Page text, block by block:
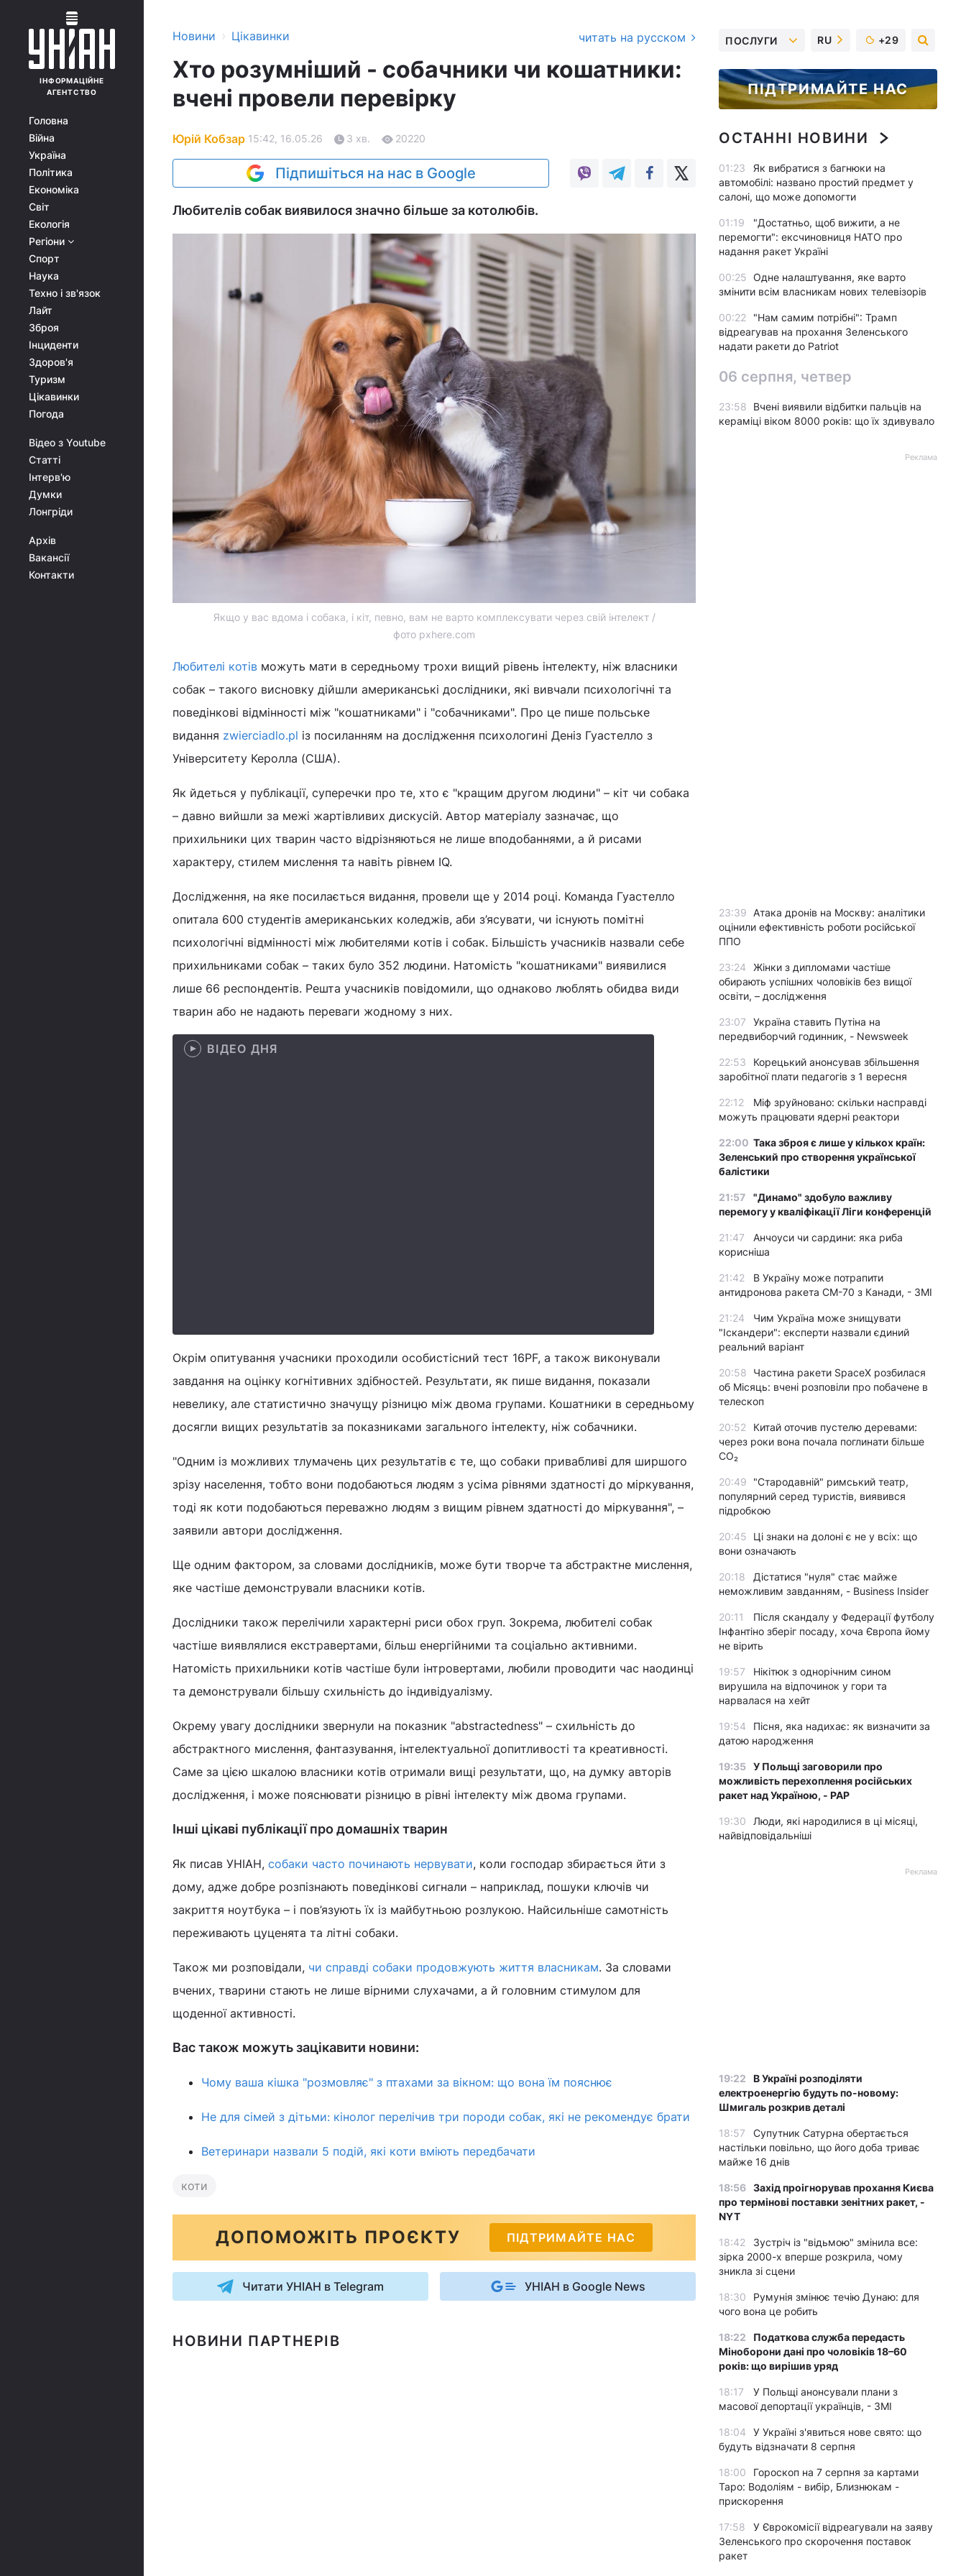
ІНФОРМАЦІЙНЕ
АГЕНТСТВО
Головна
Війна
Україна
Політика
Економіка
Світ
Екологія
Регіони
Спорт
Наука
Техно і зв'язок
Лайт
Зброя
Інциденти
Здоров'я
Туризм
Цікавинки
Погода
Відео з Youtube
Статті
Інтерв'ю
Думки
Лонгріди
Архів
Вакансії
Контакти
Новини › Цікавинки читать на русском
Хто розумніший - собачники чи кошатники:
вчені провели перевірку
Юрій Кобзар 15:42, 16.05.26 3 хв. 20220
Підпишіться на нас в Google
Любителів собак виявилося значно більше за котолюбів.
Якщо у вас вдома і собака, і кіт, певно, вам не варто комплексувати через свій інтелект /
фото pxhere.com
Любителі котів можуть мати в середньому трохи вищий рівень інтелекту, ніж власники
собак – такого висновку дійшли американські дослідники, які вивчали психологічні та
поведінкові відмінності між "кошатниками" і "собачниками". Про це пише польське
видання zwierciadlo.pl із посиланням на дослідження психологині Деніз Гуастелло з
Університету Керолла (США).
Як йдеться у публікації, суперечки про те, хто є "кращим другом людини" – кіт чи собака
– давно вийшли за межі жартівливих дискусій. Автор матеріалу зазначає, що
прихильники цих тварин часто відрізняються не лише вподобаннями, а й рисами
характеру, стилем мислення та навіть рівнем IQ.
Дослідження, на яке посилається видання, провели ще у 2014 році. Команда Гуастелло
опитала 600 студентів американських коледжів, аби з’ясувати, чи існують помітні
психологічні відмінності між любителями котів і собак. Більшість учасників назвали себе
прихильниками собак – таких було 352 людини. Натомість "кошатниками" виявилися
лише 66 респондентів. Решта учасників повідомили, що однаково люблять обидва види
тварин або не надають переваги жодному з них.
ВІДЕО ДНЯ
Окрім опитування учасники проходили особистісний тест 16PF, а також виконували
завдання на оцінку когнітивних здібностей. Результати, як пише видання, показали
невелику, але статистично значущу різницю між двома групами. Кошатники в середньому
досягли вищих результатів за показниками загального інтелекту, ніж собачники.
"Одним із можливих тлумачень цих результатів є те, що собаки привабливі для ширшого
зрізу населення, тобто вони подобаються людям з усіма рівнями здатності до міркування,
тоді як коти подобаються переважно людям з вищим рівнем здатності до міркування", –
заявили автори дослідження.
Ще одним фактором, за словами дослідників, може бути творче та абстрактне мислення,
яке частіше демонстрували власники котів.
Дослідники також перелічили характерні риси обох груп. Зокрема, любителі собак
частіше виявлялися екстравертами, більш енергійними та соціально активними.
Натомість прихильники котів частіше були інтровертами, любили проводити час наодинці
та демонстрували більшу схильність до індивідуалізму.
Окрему увагу дослідники звернули на показник "abstractedness" – схильність до
абстрактного мислення, фантазування, інтелектуальної допитливості та креативності.
Саме за цією шкалою власники котів отримали вищі результати, що, на думку авторів
дослідження, і може пояснювати різницю в рівні інтелекту між двома групами.
Інші цікаві публікації про домашніх тварин
Як писав УНІАН, собаки часто починають нервувати, коли господар збирається йти з
дому, адже добре розпізнають поведінкові сигнали – наприклад, пошуки ключів чи
закриття ноутбука – і пов’язують їх із майбутньою розлукою. Найсильніше самотність
переживають цуценята та літні собаки.
Також ми розповідали, чи справді собаки продовжують життя власникам. За словами
вчених, тварини стають не лише вірними слухачами, а й головним стимулом для
щоденної активності.
Вас також можуть зацікавити новини:
Чому ваша кішка "розмовляє" з птахами за вікном: що вона їм пояснює
Не для сімей з дітьми: кінолог перелічив три породи собак, які не рекомендує брати
Ветеринари назвали 5 подій, які коти вміють передбачати
коти
ДОПОМОЖІТЬ ПРОЄКТУ ПІДТРИМАЙТЕ НАС
Читати УНІАН в Telegram УНІАН в Google News
НОВИНИ ПАРТНЕРІВ
ПОСЛУГИ RU +29
ПІДТРИМАЙТЕ НАС
ОСТАННІ НОВИНИ
01:23
Як вибратися з багнюки на
автомобілі: названо простий предмет у
салоні, що може допомогти
01:19
"Достатньо, щоб вижити, а не
перемогти": ексчиновниця НАТО про
надання ракет Україні
00:25 Одне налаштування, яке варто
змінити всім власникам нових телевізорів
00:22
"Нам самим потрібні": Трамп
відреагував на прохання Зеленського
надати ракети до Patriot
06 серпня, четвер
23:58
Вчені виявили відбитки пальців на
кераміці віком 8000 років: що їх здивувало
Реклама
23:39
Атака дронів на Москву: аналітики
оцінили ефективність роботи російської
ППО
23:24
Жінки з дипломами частіше
обирають успішних чоловіків без вищої
освіти, – дослідження
23:07
Україна ставить Путіна на
передвиборчий годинник, - Newsweek
22:53
Корецький анонсував збільшення
заробітної плати педагогів з 1 вересня
22:12
Міф зруйновано: скільки насправді
можуть працювати ядерні реактори
22:00 Така зброя є лише у кількох країн:
Зеленський про створення української
балістики
21:57
"Динамо" здобуло важливу
перемогу у кваліфікації Ліги конференцій
21:47
Анчоуси чи сардини: яка риба
корисніша
21:42
В Україну може потрапити
антидронова ракета CM-70 з Канади, - ЗМІ
21:24
Чим Україна може знищувати
"Іскандери": експерти назвали єдиний
реальний варіант
20:58
Частина ракети SpaceX розбилася
об Місяць: вчені розповіли про побачене в
телескоп
20:52
Китай оточив пустелю деревами:
через роки вона почала поглинати більше
CO₂
20:49
"Стародавній" римський театр,
популярний серед туристів, виявився
підробкою
20:45
Ці знаки на долоні є не у всіх: що
вони означають
20:18
Дістатися "нуля" стає майже
неможливим завданням, - Business Insider
20:11
Після скандалу у Федерації футболу
Інфантіно зберіг посаду, хоча Європа йому
не вірить
19:57
Нікітюк з однорічним сином
вирушила на відпочинок у гори та
нарвалася на хейт
19:54
Пісня, яка надихає: як визначити за
датою народження
19:35 У Польщі заговорили про
можливість перехоплення російських
ракет над Україною, - PAP
19:30
Люди, які народилися в ці місяці,
найвідповідальніші
Реклама
19:22
В Україні розподіляти
електроенергію будуть по-новому:
Шмигаль розкрив деталі
18:57
Супутник Сатурна обертається
настільки повільно, що його доба триває
майже 16 днів
18:56 Захід проігнорував прохання Києва
про термінові поставки зенітних ракет, -
NYT
18:42
Зустріч із "відьмою" змінила все:
зірка 2000-х вперше розкрила, чому
зникла зі сцени
18:30
Румунія змінює течію Дунаю: для
чого вона це робить
18:22
Податкова служба передасть
Міноборони дані про чоловіків 18–60
років: що вирішив уряд
18:17
У Польщі анонсували плани з
масової депортації українців, - ЗМІ
18:04
У Україні з'явиться нове свято: що
будуть відзначати 8 серпня
18:00
Гороскоп на 7 серпня за картами
Таро: Водоліям - вибір, Близнюкам -
прискорення
17:58
У Єврокомісії відреагували на заяву
Зеленського про скорочення поставок
ракет